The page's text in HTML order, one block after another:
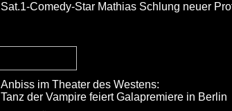
Sat.1-Comedy-Star Mathias Schlung neuer
Anbiss im Theater des Westens:
Tanz der Vampire feiert Galapremiere in Berlin